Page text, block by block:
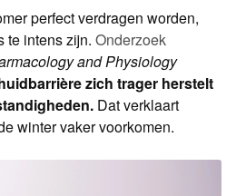
perfect verdragen worden,
te intens zijn. Onderzoek
and Physiology
zich trager herstelt
Dat verklaart
winter vaker voorkomen.